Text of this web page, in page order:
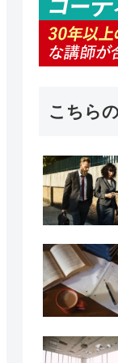
こちら